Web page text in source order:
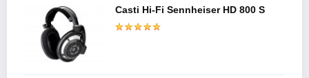
Casti Hi-Fi Sennheiser HD 800 S